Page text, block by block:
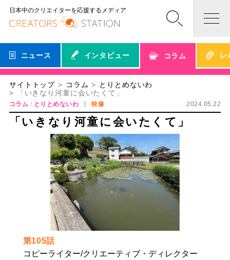
日本中のクリエイターを応援するメディア
ニュース インタビュー コラム レ
サイトトップ コラム
とりとめないわ
「いきなり河童に会いたくて」
コラム とりとめないわ 映像 2024.05.22
「いきなり河童に会いたくて」
第105話
コピーライター/クリエーティブ・ディレクター